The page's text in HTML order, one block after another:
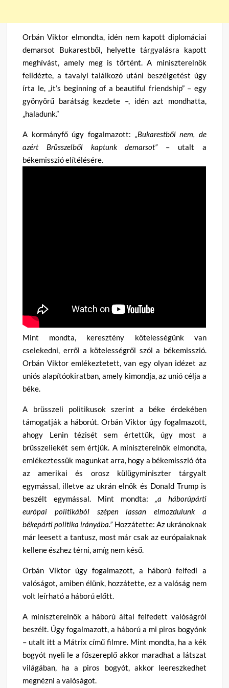
Orbán Viktor elmondta, idén nem kapott diplomáciai
demarsot Bukarestből, helyette tárgyalásra kapott
meghívást, amely meg is történt. A miniszterelnök
felidézte, a tavalyi találkozó utáni beszélgetést úgy
írta le, „it’s beginning of a beautiful friendship” – egy
gyönyörű barátság kezdete –, idén azt mondhatta,
„haladunk.”
A kormányfő úgy fogalmazott: „Bukarestből nem, de
azért Brüsszelből kaptunk demarsot”– utalt a
békemisszió elítélésére.
Mint mondta, keresztény kötelességünk van
cselekedni, erről a kötelességről szól a békemisszió.
Orbán Viktor emlékeztetett, van egy olyan idézet az
uniós alapítóokiratban, amely kimondja, az unió célja a
béke.
A brüsszeli politikusok szerint a béke érdekében
támogatják a háborút. Orbán Viktor úgy fogalmazott,
ahogy Lenin tézisét sem értettük, úgy most a
brüsszeliekét sem értjük. A miniszterelnök elmondta,
emlékeztessük magunkat arra, hogy a békemisszió óta
az amerikai és orosz külügyminiszter tárgyalt
egymással, illetve az ukrán elnök és Donald Trump is
beszélt egymással. Mint mondta: „a háborúpárti
európai politikából szépen lassan elmozdulunk a
békepárti politika irányába.”Hozzátette: Az ukránoknak
már leesett a tantusz, most már csak az európaiaknak
kellene észhez térni, amíg nem késő.
Orbán Viktor úgy fogalmazott, a háború felfedi a
valóságot, amiben élünk, hozzátette, ez a valóság nem
volt leírható a háború előtt.
A miniszterelnök a háború által felfedett valóságról
beszélt. Úgy fogalmazott, a háború a mi piros bogyónk
– utalt itt a Mátrix című filmre. Mint mondta, ha a kék
bogyót nyeli le a főszereplő akkor maradhat a látszat
világában, ha a piros bogyót, akkor leereszkedhet
megnézni a valóságot.